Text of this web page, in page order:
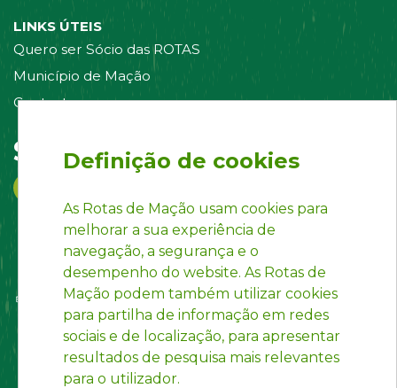
LINKS ÚTEIS
Quero ser Sócio das ROTAS
Município de Mação
Contacte-nos
Siga-nos em:
Definição de cookies
As Rotas de Mação usam cookies para
melhorar a sua experiência de
navegação, a segurança e o
desempenho do website. As Rotas de
Mação podem também utilizar cookies
para partilha de informação em redes
sociais e de localização, para apresentar
resultados de pesquisa mais relevantes
para o utilizador.